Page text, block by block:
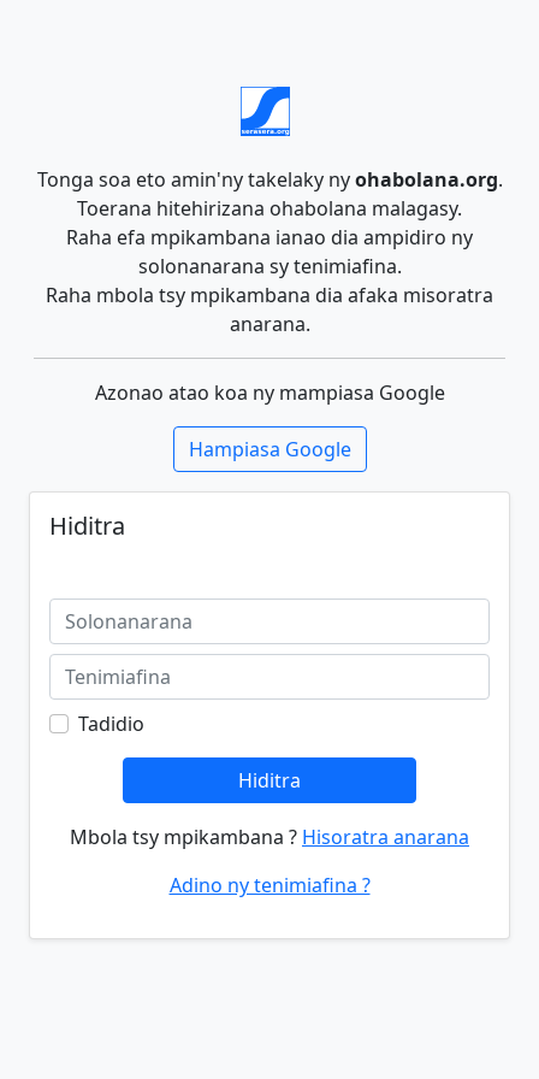
Tonga soa eto amin'ny takelaky nyohabolana.org.
Toerana hitehirizana ohabolana malagasy.
Raha efa mpikambana ianao dia ampidiro ny
solonanarana sy tenimiafina.
Raha mbola tsy mpikambana dia afaka misoratra
anarana.
Azonao atao koa ny mampiasa Google
Hampiasa Google
Hiditra
Tadidio
Hiditra
Mbola tsy mpikambana ? Hisoratra anarana
Adino ny tenimiafina ?